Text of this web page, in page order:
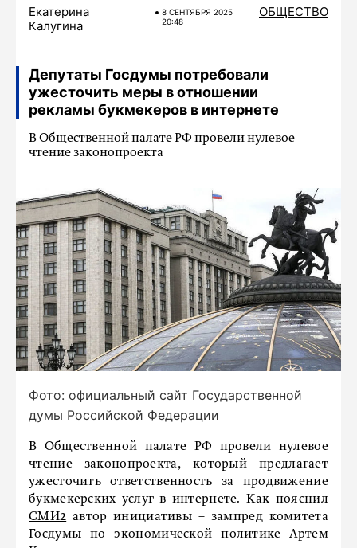
Екатерина
Калугина
8 СЕНТЯБРЯ 2025
20:48
ОБЩЕСТВО
Депутаты Госдумы потребовали
ужесточить меры в отношении
рекламы букмекеров в интернете
В Общественной палате РФ провели нулевое
чтение законопроекта
Фото: официальный сайт Государственной
думы Российской Федерации
В Общественной палате РФ провели нулевое
чтение законопроекта, который предлагает
ужесточить ответственность за продвижение
букмекерских услуг в интернете. Как пояснил
СМИ2 автор инициативы – зампред комитета
Госдумы по экономической политике Артем